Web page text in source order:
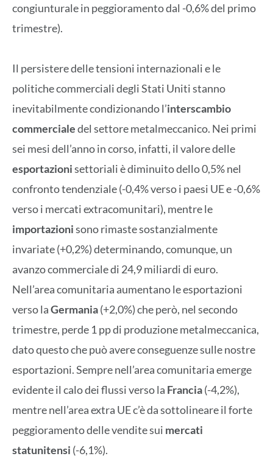
congiunturale in peggioramento dal -0,6% del primo
trimestre).
Il persistere delle tensioni internazionali e le
politiche commerciali degli Stati Uniti stanno
inevitabilmente condizionando l’interscambio
commercialedel settore metalmeccanico. Nei primi
sei mesi dell’anno in corso, infatti, il valore delle
esportazionisettoriali è diminuito dello 0,5% nel
confronto tendenziale (-0,4% verso i paesi UE e -0,6%
verso i mercati extracomunitari), mentre le
importazionisono rimaste sostanzialmente
invariate (+0,2%) determinando, comunque, un
avanzo commerciale di 24,9 miliardi di euro.
Nell’area comunitaria aumentano le esportazioni
verso laGermania(+2,0%) che però, nel secondo
trimestre, perde 1 pp di produzione metalmeccanica,
dato questo che può avere conseguenze sulle nostre
esportazioni. Sempre nell’area comunitaria emerge
evidente il calo dei flussi verso la Francia(-4,2%),
mentre nell’area extra UE c’è da sottolineare il forte
peggioramento delle vendite sui mercati
statunitensi (-6,1%).